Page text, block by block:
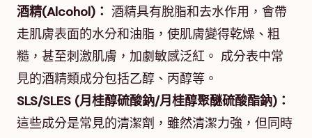
酒精(Alcohol)： 酒精具有脫脂和去水作用，會帶
走肌膚表面的水分和油脂，使肌膚變得乾燥、粗
糙，甚至刺激肌膚，加劇敏感泛紅。 成分表中常
見的酒精類成分包括乙醇、丙醇等。
SLS/SLES (月桂醇硫酸鈉/月桂醇聚醚硫酸酯鈉)：
這些成分是常見的清潔劑，雖然清潔力強，但同時